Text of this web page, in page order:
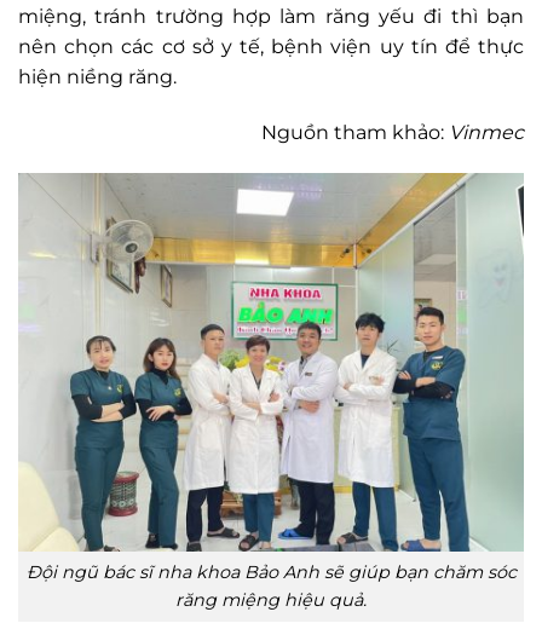
miệng, tránh trường hợp làm răng yếu đi thì bạn
nên chọn các cơ sở y tế, bệnh viện uy tín để thực
hiện niềng răng.
Nguồn tham khảo: Vinmec
Đội ngũ bác sĩ nha khoa Bảo Anh sẽ giúp bạn chăm sóc
răng miệng hiệu quả.